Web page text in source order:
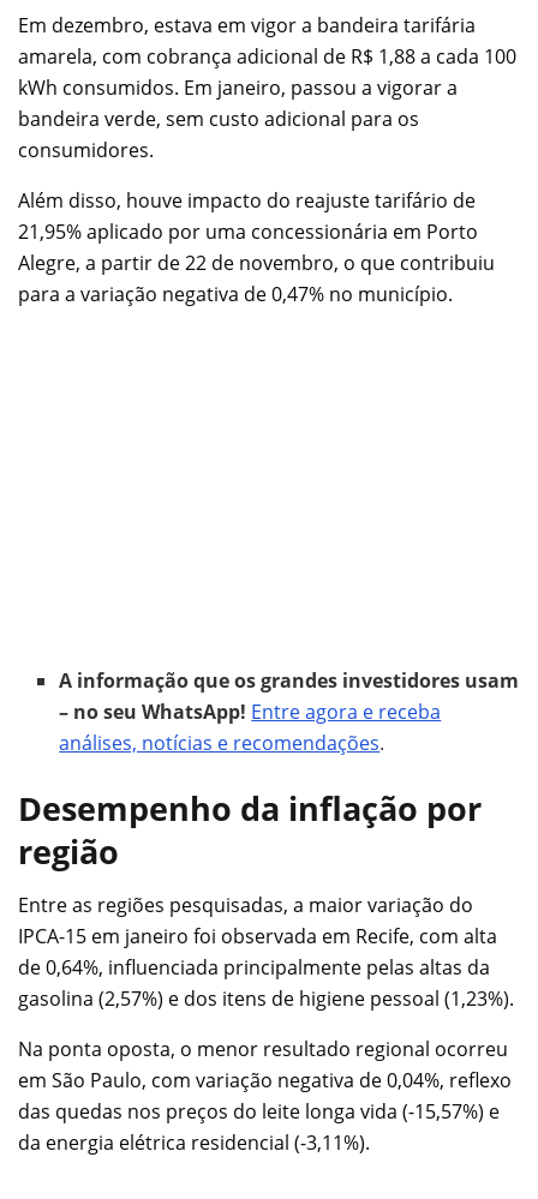
Em dezembro, estava em vigor a bandeira tarifária
amarela, com cobrança adicional de R$ 1,88 a cada 100
kWh consumidos. Em janeiro, passou a vigorar a
bandeira verde, sem custo adicional para os
consumidores.
Além disso, houve impacto do reajuste tarifário de
21,95% aplicado por uma concessionária em Porto
Alegre, a partir de 22 de novembro, o que contribuiu
para a variação negativa de 0,47% no município.
A informação que os grandes investidores usam
– no seu WhatsApp! Entre agora e receba
análises, notícias e recomendações.
Desempenho da inflação por
região
Entre as regiões pesquisadas, a maior variação do
IPCA-15 em janeiro foi observada em Recife, com alta
de 0,64%, influenciada principalmente pelas altas da
gasolina (2,57%) e dos itens de higiene pessoal (1,23%).
Na ponta oposta, o menor resultado regional ocorreu
em São Paulo, com variação negativa de 0,04%, reflexo
das quedas nos preços do leite longa vida (-15,57%) e
da energia elétrica residencial (-3,11%).